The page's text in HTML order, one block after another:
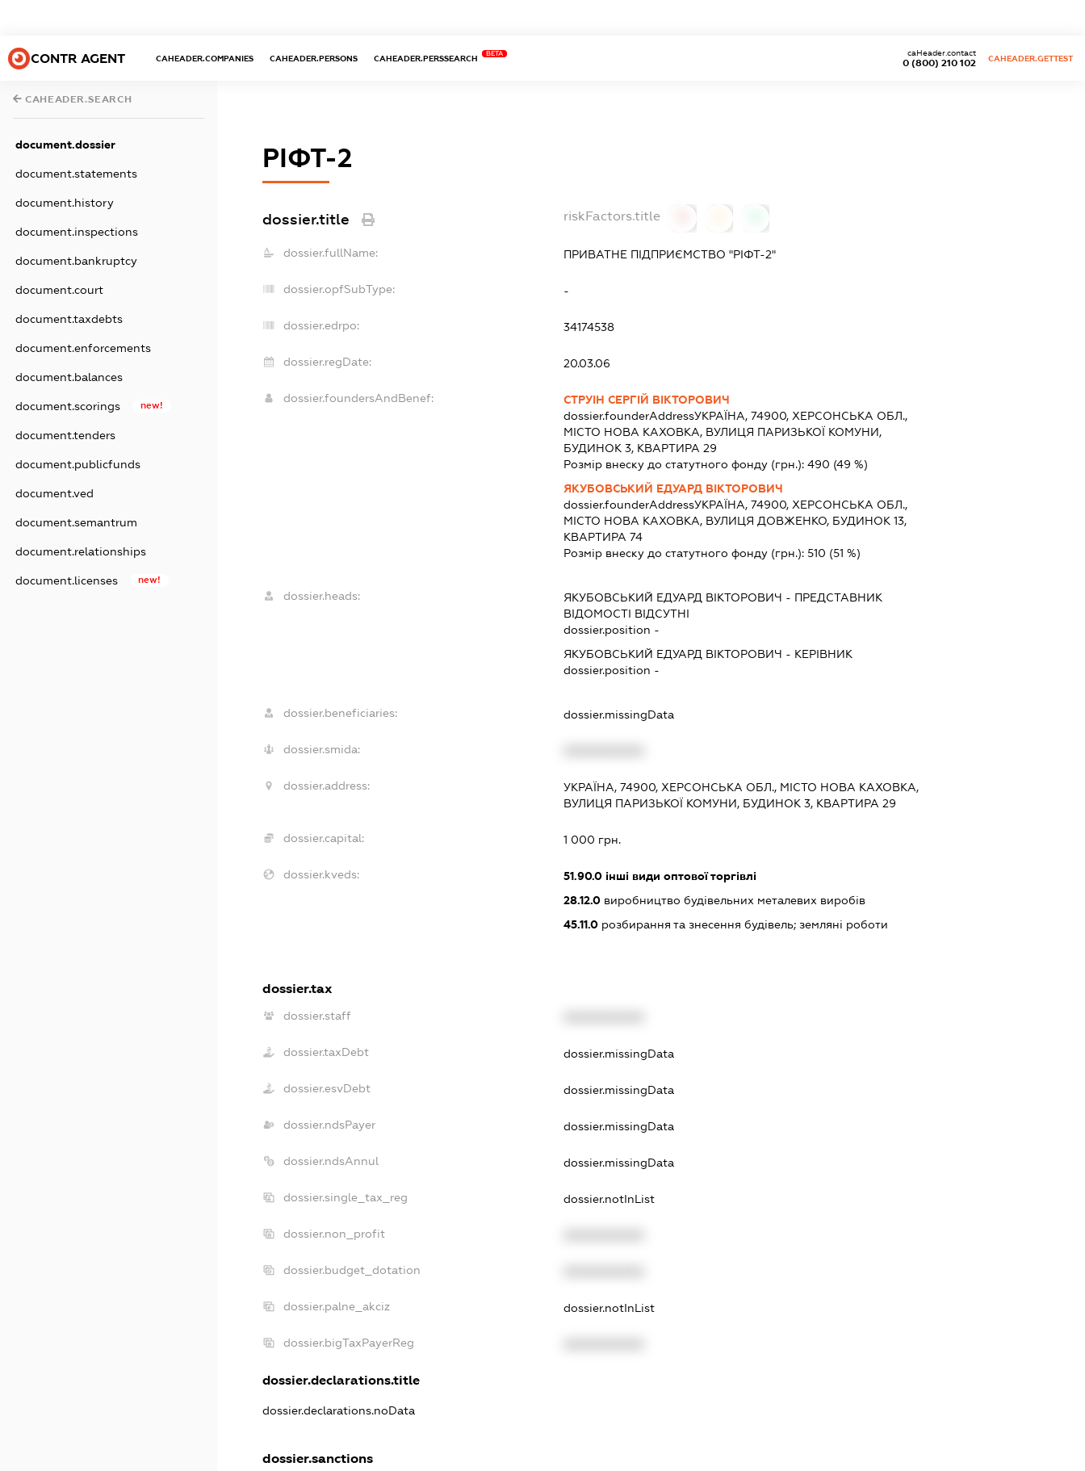
CONTR AGENT CAHEADER.COMPANIES CAHEADER.PERSONS CAHEADER.PERSSEARCH
BETA
0 (800) 210 102
caHeader.contact
CAHEADER.GETTEST
CAHEADER.SEARCH
document.dossier
document.statements
document.history
document.inspections
document.bankruptcy
document.court
document.taxdebts
document.enforcements
document.balances
document.scorings new!
document.tenders
document.publicfunds
document.ved
document.semantrum
document.relationships
document.licenses new!
РІФТ-2
dossier.title riskFactors.title
dossier.fullName: ПРИВАТНЕ ПІДПРИЄМСТВО "РІФТ-2"
dossier.opfSubType: -
dossier.edrpo: 34174538
dossier.regDate: 20.03.06
dossier.foundersAndBenef:
СТРУІН СЕРГІЙ ВІКТОРОВИЧ
dossier.founderAddressУКРАЇНА, 74900, ХЕРСОНСЬКА ОБЛ.,
МІСТО НОВА КАХОВКА, ВУЛИЦЯ ПАРИЗЬКОЇ КОМУНИ,
БУДИНОК 3, КВАРТИРА 29
Розмір внеску до статутного фонду (грн.): 490 (49 %)
ЯКУБОВСЬКИЙ ЕДУАРД ВІКТОРОВИЧ
dossier.founderAddressУКРАЇНА, 74900, ХЕРСОНСЬКА ОБЛ.,
МІСТО НОВА КАХОВКА, ВУЛИЦЯ ДОВЖЕНКО, БУДИНОК 13,
КВАРТИРА 74
Розмір внеску до статутного фонду (грн.): 510 (51 %)
dossier.heads: ЯКУБОВСЬКИЙ ЕДУАРД ВІКТОРОВИЧ - ПРЕДСТАВНИК
ВІДОМОСТІ ВІДСУТНІ
dossier.position -
ЯКУБОВСЬКИЙ ЕДУАРД ВІКТОРОВИЧ - КЕРІВНИК
dossier.position -
dossier.beneficiaries: dossier.missingData
dossier.smida:
dossier.address:
УКРАЇНА, 74900, ХЕРСОНСЬКА ОБЛ., МІСТО НОВА КАХОВКА,
ВУЛИЦЯ ПАРИЗЬКОЇ КОМУНИ, БУДИНОК 3, КВАРТИРА 29
dossier.capital: 1 000 грн.
dossier.kveds: 51.90.0інші види оптової торгівлі
28.12.0виробництво будівельних металевих виробів
45.11.0розбирання та знесення будівель; земляні роботи
dossier.tax
dossier.staff
dossier.taxDebt dossier.missingData
dossier.esvDebt dossier.missingData
dossier.ndsPayer dossier.missingData
dossier.ndsAnnul dossier.missingData
dossier.single_tax_reg dossier.notInList
dossier.non_profit
dossier.budget_dotation
dossier.palne_akciz dossier.notInList
dossier.bigTaxPayerReg
dossier.declarations.title
dossier.declarations.noData
dossier.sanctions